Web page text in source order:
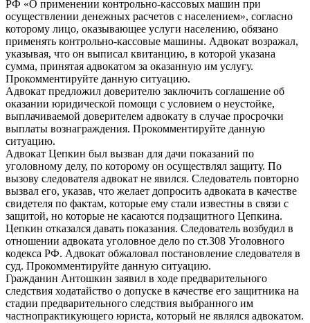
РФ «О применении контрольно-кассовых машин при
осуществлении денежных расчетов с населением», согласно
которому лицо, оказывающее услуги населению, обязано
применять контрольно-кассовые машины. Адвокат возражал,
указывая, что он выписал квитанцию, в которой указана
сумма, принятая адвокатом за оказанную им услугу.
Прокомментируйте данную ситуацию.
Адвокат предложил доверителю заключить соглашение об
оказании юридической помощи с условием о неустойке,
выплачиваемой доверителем адвокату в случае просрочки
выплаты вознаграждения. Прокомментируйте данную
ситуацию.
Адвокат Цепкин был вызван для дачи показаний по
уголовному делу, по которому он осуществлял защиту. По
вызову следователя адвокат не явился. Следователь повторно
вызвал его, указав, что желает допросить адвоката в качестве
свидетеля по фактам, которые ему стали известны в связи с
защитой, но которые не касаются подзащитного Цепкина.
Цепкин отказался давать показания. Следователь возбудил в
отношении адвоката уголовное дело по ст.308 Уголовного
кодекса РФ. Адвокат обжаловал постановление следователя в
суд. Прокомментируйте данную ситуацию.
Гражданин Антошкин заявил в ходе предварительного
следствия ходатайство о допуске в качестве его защитника на
стадии предварительного следствия выбранного им
частнопрактикующего юриста, который не являлся адвокатом.